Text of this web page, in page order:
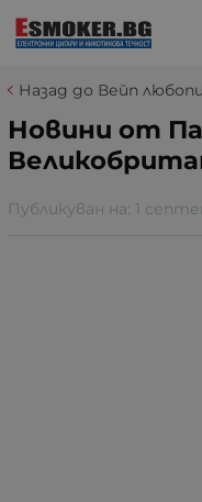
Назад до Вейп
Новини от
Публикуван на: 1